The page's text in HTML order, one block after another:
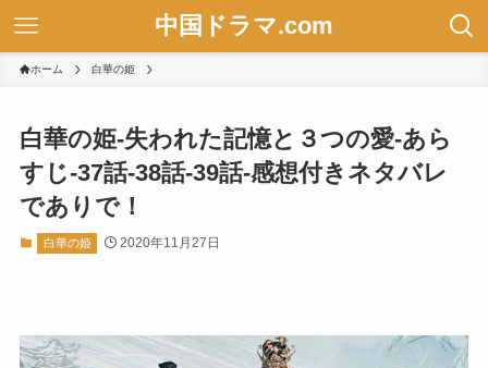
中国ドラマ.com
ホーム 白華の姫
白華の姫-失われた記憶と３つの愛-あら
すじ-37話-38話-39話-感想付きネタバレ
でありで！
白華の姫 2020年11月27日